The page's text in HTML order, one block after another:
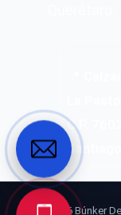
C.P.
© 2026 Búnker